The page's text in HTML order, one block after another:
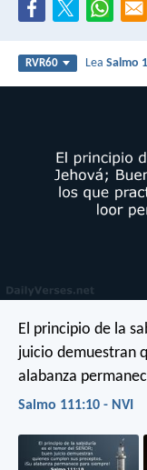
RVR60 LeaSalmo
El principio de la
juicio demuestran
alabanza
Salmo 111:10 - NVI